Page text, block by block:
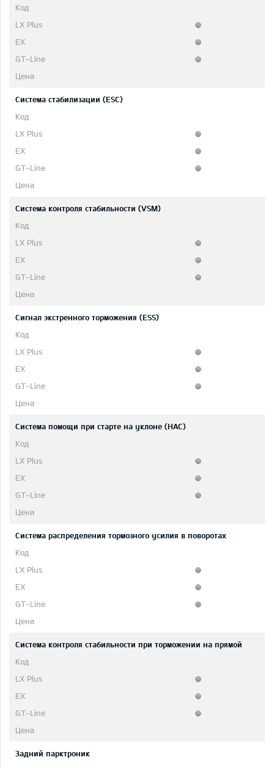
Система стабилизации (ESC)
Система контроля стабильности (VSM)
Сигнал экстренного торможения (ESS)
Система помощи при старте на уклоне (HAC)
Система распределения тормозного усилия в поворотах
Система контроля стабильности при торможении на прямой
Задний парктроник